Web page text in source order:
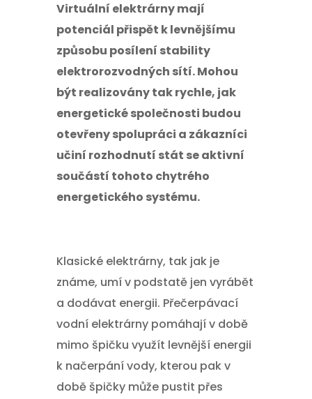
Virtuální elektrárny mají
potenciál přispět k levnějšímu
způsobu posílení stability
elektrorozvodných sítí. Mohou
být realizovány tak rychle, jak
energetické společnosti budou
otevřeny spolupráci a zákazníci
učiní rozhodnutí stát se aktivní
součástí tohoto chytrého
energetického systému.
Klasické elektrárny, tak jak je
známe, umí v podstatě jen vyrábět
a dodávat energii. Přečerpávací
vodní elektrárny pomáhají v době
mimo špičku využít levnější energii
k načerpání vody, kterou pak v
době špičky může pustit přes